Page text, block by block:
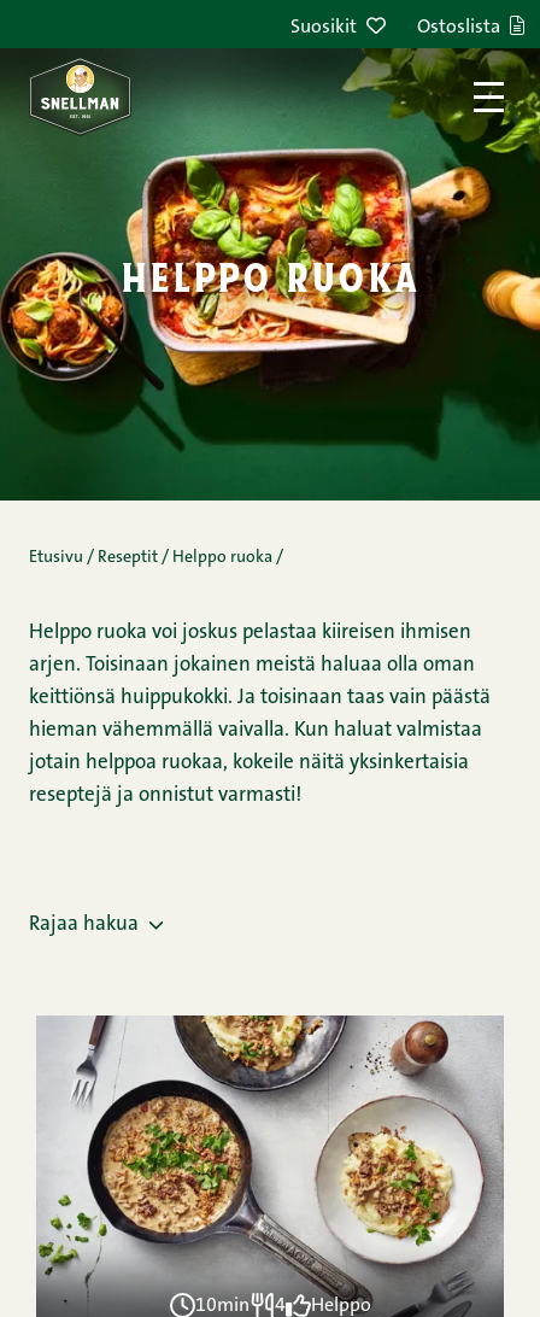
Suosikit Ostoslista
helppo ruoka
Etusivu / Reseptit / Helppo ruoka /
Helppo ruoka voi joskus pelastaa kiireisen ihmisen
arjen. Toisinaan jokainen meistä haluaa olla oman
keittiönsä huippukokki. Ja toisinaan taas vain päästä
hieman vähemmällä vaivalla. Kun haluat valmistaa
jotain helppoa ruokaa, kokeile näitä yksinkertaisia
reseptejä ja onnistut varmasti!
Rajaa hakua
10min 4 Helppo